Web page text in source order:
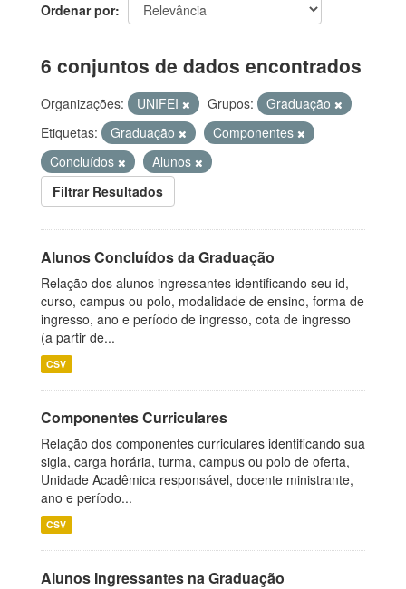
Ordenar por
6 conjuntos de dados encontrados
Organizações: UNIFEI Grupos:
Graduação
Etiquetas:
Graduação
Componentes
Concluídos
Alunos
Filtrar Resultados
Alunos Concluídos da Graduação
Relação dos alunos ingressantes identificando seu id,
curso, campus ou polo, modalidade de ensino, forma de
ingresso, ano e período de ingresso, cota de ingresso
(a partir de...
CSV
Componentes Curriculares
Relação dos componentes curriculares identificando sua
sigla, carga horária, turma, campus ou polo de oferta,
Unidade Acadêmica responsável, docente ministrante,
ano e período...
CSV
Alunos Ingressantes na Graduação